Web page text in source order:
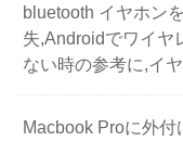
bluetooth イヤホン
失,Androidでワイヤ
ない時の参考に,イ
Macbook Proに外